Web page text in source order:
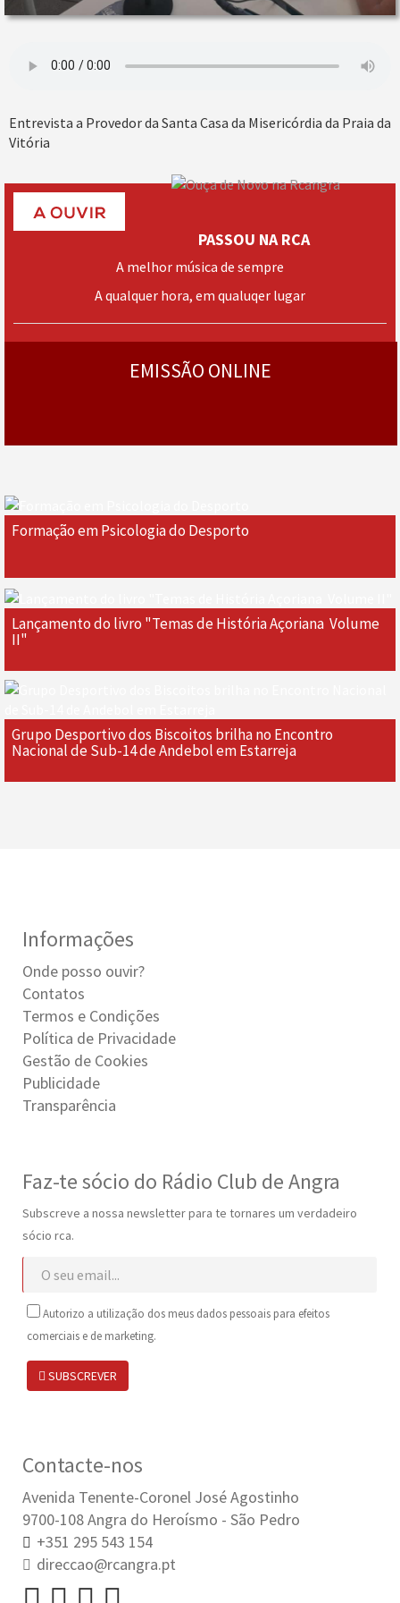
Entrevista a Provedor da Santa Casa da Misericórdia da Praia da
Vitória
PASSOU NA RCA
A melhor música de sempre
A qualquer hora, em qualuqer lugar
EMISSÃO ONLINE
Formação em Psicologia do Desporto
Lançamento do livro "Temas de História Açoriana  Volume
II"
Grupo Desportivo dos Biscoitos brilha no Encontro
Nacional de Sub-14 de Andebol em Estarreja
Informações
Onde posso ouvir?
Contatos
Termos e Condições
Política de Privacidade
Gestão de Cookies
Publicidade
Transparência
Faz-te sócio do Rádio Club de Angra
Subscreve a nossa newsletter para te tornares um verdadeiro
sócio rca.
Autorizo a utilização dos meus dados pessoais para efeitos
comerciais e de marketing.
SUBSCREVER
Contacte-nos
Avenida Tenente-Coronel José Agostinho
9700-108 Angra do Heroísmo - São Pedro
+351 295 543 154
direccao@rcangra.pt